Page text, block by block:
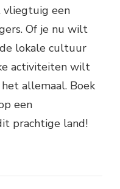
vliegtuig een
Of je nu wilt
lokale cultuur
activiteiten wilt
allemaal. Boek
een
prachtige land!